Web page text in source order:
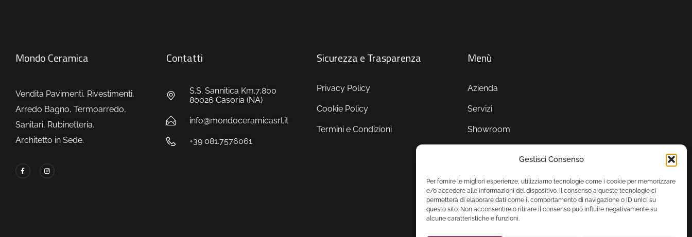
Gestisci Consenso
Per fornire le migliori esperienze, utilizziamo tecnologie come i cookie per memorizzare
e/o accedere alle informazioni del dispositivo. Il consenso a queste tecnologie ci
permetterà di elaborare dati come il comportamento di navigazione o ID unici su
questo sito. Non acconsentire o ritirare il consenso può influire negativamente su
alcune caratteristiche e funzioni.
Mondo Ceramica
Vendita Pavimenti, Rivestimenti,
Arredo Bagno, Termoarredo,
Sanitari, Rubinetteria.
Architetto in Sede.
Contatti
S.S. Sannitica Km.7,800
80026 Casoria (NA)
info@mondoceramicasrl.it
+39 081.7576061
Sicurezza e Trasparenza
Privacy Policy
Cookie Policy
Termini e Condizioni
Menù
Azienda
Servizi
Showroom